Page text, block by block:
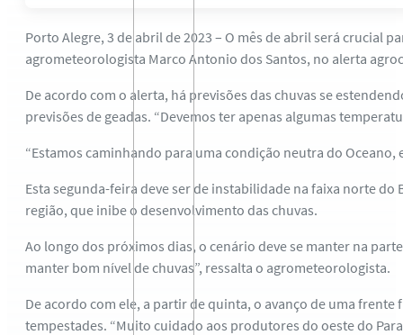
Porto Alegre, 3 de abril de 2023 – O mês de abril será crucial
agrometeorologista Marco Antonio dos Santos, no alerta
De acordo com o alerta, há previsões das chuvas se
previsões de geadas. “Devemos ter apenas algumas
“Estamos caminhando para uma condição neutra do
Esta segunda-feira deve ser de instabilidade na faixa norte
região, que inibe o desenvolvimento das chuvas.
Ao longo dos próximos dias, o cenário deve se manter na
manter bom nível de chuvas”, ressalta o agrometeorologista.
De acordo com ele, a partir de quinta, o avanço de uma
tempestades. “Muito cuidado aos produtores do oeste do